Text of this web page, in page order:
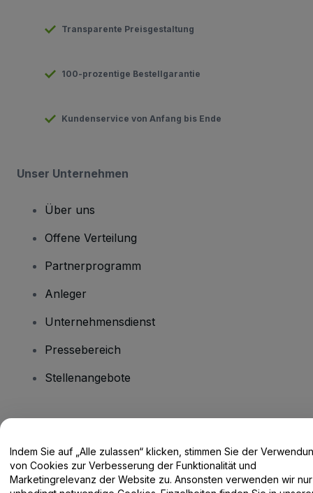
Transparente Preisgestaltung
100-prozentige Bestellgarantie
Kundenservice von Anfang bis Ende
Unser Unternehmen
Über uns
Offene Verteilung
Partnerprogramm
Anleger
Unternehmensdienst
Pressebereich
Stellenangebote
Hilfe-Center / Kontakt
Indem Sie auf „Alle zulassen“ klicken, stimmen Sie der
von Cookies zur Verbesserung der Funktionalität und
Marketingrelevanz der Website zu. Ansonsten verwenden wir nur